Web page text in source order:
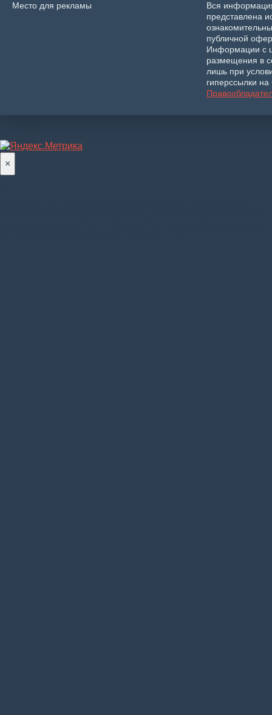
Место для рекламы
Вся
представлена
публичной
Информации с
размещения в
лишь при
гиперссылки на
×